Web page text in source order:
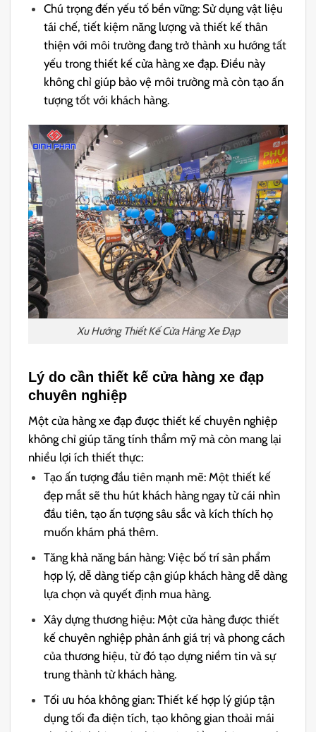
Chú trọng đến yếu tố bền vững: Sử dụng vật liệu
tái chế, tiết kiệm năng lượng và thiết kế thân
thiện với môi trường đang trở thành xu hướng tất
yếu trong thiết kế cửa hàng xe đạp. Điều này
không chỉ giúp bảo vệ môi trường mà còn tạo ấn
tượng tốt với khách hàng.
Xu Hướng Thiết Kế Cửa Hàng Xe Đạp
Lý do cần thiết kế cửa hàng xe đạp
chuyên nghiệp
Một cửa hàng xe đạp được thiết kế chuyên nghiệp
không chỉ giúp tăng tính thẩm mỹ mà còn mang lại
nhiều lợi ích thiết thực:
Tạo ấn tượng đầu tiên mạnh mẽ: Một thiết kế
đẹp mắt sẽ thu hút khách hàng ngay từ cái nhìn
đầu tiên, tạo ấn tượng sâu sắc và kích thích họ
muốn khám phá thêm.
Tăng khả năng bán hàng: Việc bố trí sản phẩm
hợp lý, dễ dàng tiếp cận giúp khách hàng dễ dàng
lựa chọn và quyết định mua hàng.
Xây dựng thương hiệu: Một cửa hàng được thiết
kế chuyên nghiệp phản ánh giá trị và phong cách
của thương hiệu, từ đó tạo dựng niềm tin và sự
trung thành từ khách hàng.
Tối ưu hóa không gian: Thiết kế hợp lý giúp tận
dụng tối đa diện tích, tạo không gian thoải mái